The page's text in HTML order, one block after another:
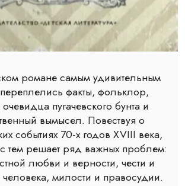
романе самым удивительным
факты, фольклор,
пугачевского бунта и
вымысел. Повествуя о
событиях 70-х годов XVIII века,
тем решает ряд важных проблем:
любви и верности, чести и
человека, милости и правосудии.